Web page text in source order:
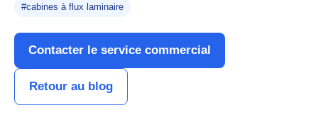
#cabines à flux laminaire
Contacter le service commercial
Retour au blog